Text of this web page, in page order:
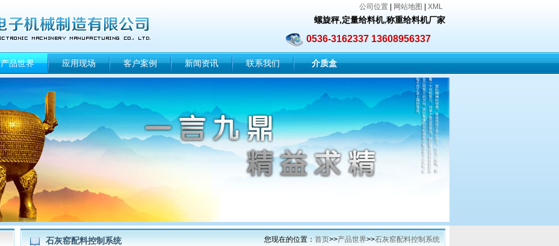
公司位置 网站地图 XML
螺旋秤,定量给料机,称重给料机厂家
0536-3162337 13608956337
产品世界 应用现场 客户案例 新闻资讯 联系我们 介质盒
石灰窑配料控制系统 您现在的位置： 首页>>产品世界>>石灰窑配料控制系统